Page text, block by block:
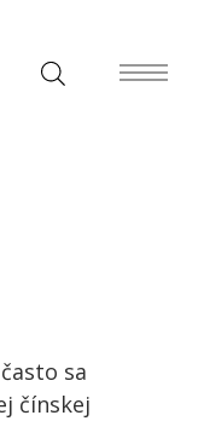
sa
čínskej